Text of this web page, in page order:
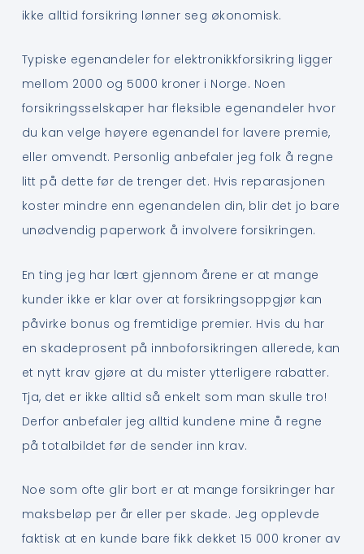
ikke alltid forsikring lønner seg økonomisk.
Typiske egenandeler for elektronikkforsikring ligger
mellom 2000 og 5000 kroner i Norge. Noen
forsikringsselskaper har fleksible egenandeler hvor
du kan velge høyere egenandel for lavere premie,
eller omvendt. Personlig anbefaler jeg folk å regne
litt på dette før de trenger det. Hvis reparasjonen
koster mindre enn egenandelen din, blir det jo bare
unødvendig paperwork å involvere forsikringen.
En ting jeg har lært gjennom årene er at mange
kunder ikke er klar over at forsikringsoppgjør kan
påvirke bonus og fremtidige premier. Hvis du har
en skadeprosent på innboforsikringen allerede, kan
et nytt krav gjøre at du mister ytterligere rabatter.
Tja, det er ikke alltid så enkelt som man skulle tro!
Derfor anbefaler jeg alltid kundene mine å regne
på totalbildet før de sender inn krav.
Noe som ofte glir bort er at mange forsikringer har
maksbeløp per år eller per skade. Jeg opplevde
faktisk at en kunde bare fikk dekket 15 000 kroner av